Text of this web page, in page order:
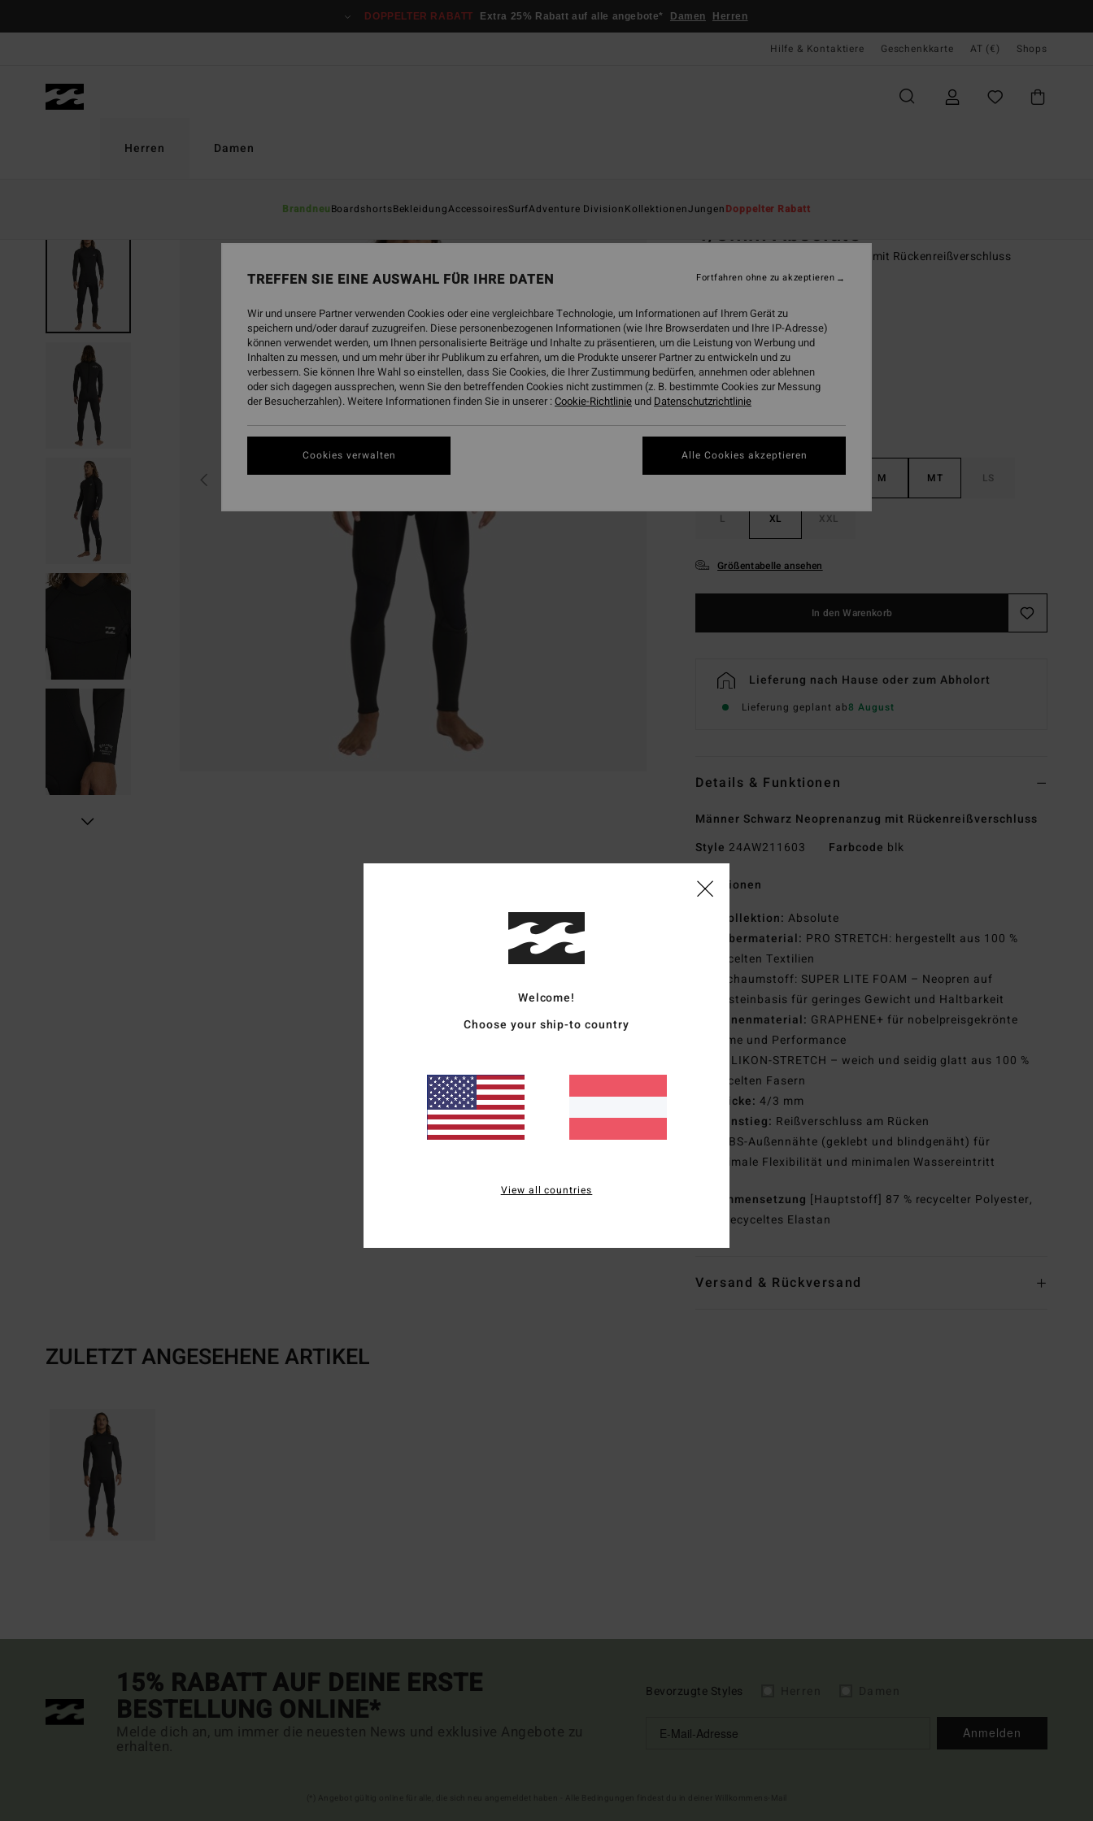
DOPPELTER RABATT Extra 25% Rabatt auf alle angebote* Damen Herren
Hilfe & Kontaktiere Geschenkkarte AT (€) Shops
Herren
BrandneuBoardshortsBekleidungAccessoiresSurfAdventure DivisionKollektionenJungenDoppelter Rabatt
Damen
4/3mm Absolute
Männer Schwarz Neoprenanzug mit Rückenreißverschluss
FarbeBlack
XS S MS M MT LS
L XL XXL
Größentabelle ansehen
In den Warenkorb
Lieferung nach Hause oder zum Abholort
Lieferung geplant ab8 August
Details & Funktionen
Männer Schwarz Neoprenanzug mit Rückenreißverschluss
Style 24AW211603 Farbcode blk
Funktionen
Kollektion: Absolute
Obermaterial: PRO STRETCH: hergestellt aus 100 %
recycelten Textilien
Schaumstoff: SUPER LITE FOAM – Neopren auf
Kalksteinbasis für geringes Gewicht und Haltbarkeit
Innenmaterial: GRAPHENE+ für nobelpreisgekrönte
Wärme und Performance
SILIKON-STRETCH – weich und seidig glatt aus 100 %
recycelten Fasern
Dicke:4/3 mm
Einstieg: Reißverschluss am Rücken
GBS-Außennähte (geklebt und blindgenäht) für
maximale Flexibilität und minimalen Wassereintritt
Zusammensetzung [Hauptstoff] 87 % recycelter Polyester,
13 % recyceltes Elastan
Versand & Rückversand
ZULETZT ANGESEHENE ARTIKEL
15% RABATT AUF DEINE ERSTE
BESTELLUNG ONLINE*
Melde dich an, um immer die neuesten News und exklusive Angebote zu
erhalten.
Bevorzugte Styles
Anmelden
Welcome!
Choose your ship-to country
View all countries
TREFFEN SIE EINE AUSWAHL FÜR IHRE DATEN
Wir und unsere Partner verwenden Cookies oder eine vergleichbare Technologie, um Informationen auf Ihrem Gerät zu
speichern und/oder darauf zuzugreifen. Diese personenbezogenen Informationen (wie Ihre Browserdaten und Ihre IP-Adresse)
können verwendet werden, um Ihnen personalisierte Beiträge und Inhalte zu präsentieren, um die Leistung von Werbung und
Inhalten zu messen, und um mehr über ihr Publikum zu erfahren, um die Produkte unserer Partner zu entwickeln und zu
verbessern. Sie können Ihre Wahl so einstellen, dass Sie Cookies, die Ihrer Zustimmung bedürfen, annehmen oder ablehnen
oder sich dagegen aussprechen, wenn Sie den betreffenden Cookies nicht zustimmen (z. B. bestimmte Cookies zur Messung
der Besucherzahlen). Weitere Informationen finden Sie in unserer :Cookie-Richtlinie und Datenschutzrichtlinie
Cookies verwalten
Fortfahren ohne zu akzeptieren
Alle Cookies akzeptieren